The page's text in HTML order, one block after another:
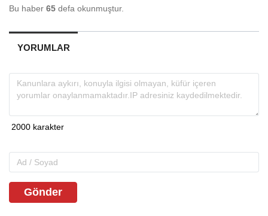
Bu haber 65 defa okunmuştur.
YORUMLAR
Gönder